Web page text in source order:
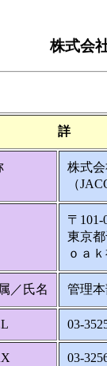
株式会
詳
株式
（
〒101-
東京
ｏａ
／氏名 管理
03-
03-